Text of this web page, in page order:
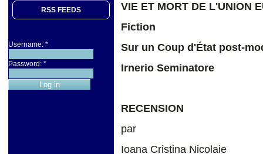
RSS FEEDS
Username: *
Password: *
VIE ET MORT DE L'UNION
Fiction
Sur un Coup d'État post-
Irnerio Seminatore
RECENSION
par
Ioana Cristina Nicolaie